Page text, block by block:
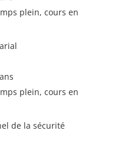
plein, cours en
plein, cours en
de la sécurité